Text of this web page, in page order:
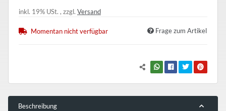
inkl. 19% USt. , zzgl. Versand
Momentan nicht verfügbar Frage zum Artikel
Beschreibung